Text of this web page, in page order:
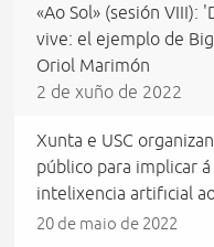
«Ao Sol» (sesión VIII):
vive: el ejemplo de
Oriol Marimón
2 de xuño de 2022
Xunta e USC
público para implicar
intelixencia artificial
20 de maio de 2022